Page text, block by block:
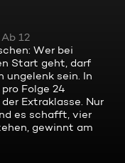
Ab 12
Wer bei
Start geht, darf
ungelenk sein. In
Folge 24
Extraklasse. Nur
es schafft, vier
gewinnt am